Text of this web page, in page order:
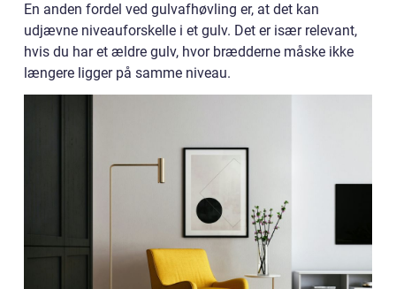
En anden fordel ved gulvafhøvling er, at det kan
udjævne niveauforskelle i et gulv. Det er især relevant,
hvis du har et ældre gulv, hvor brædderne måske ikke
længere ligger på samme niveau.